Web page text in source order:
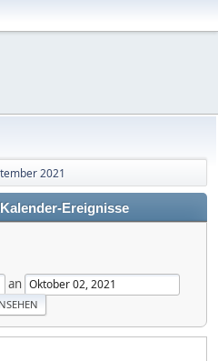
2021
Ereignisse
an